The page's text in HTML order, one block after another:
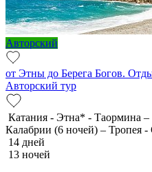
Авторский
от Этны до Берега Богов.
Авторский тур
Катания - Этна* - Таормина –
Калабрии (6 ночей) – Тропея
14 дней
13 ночей